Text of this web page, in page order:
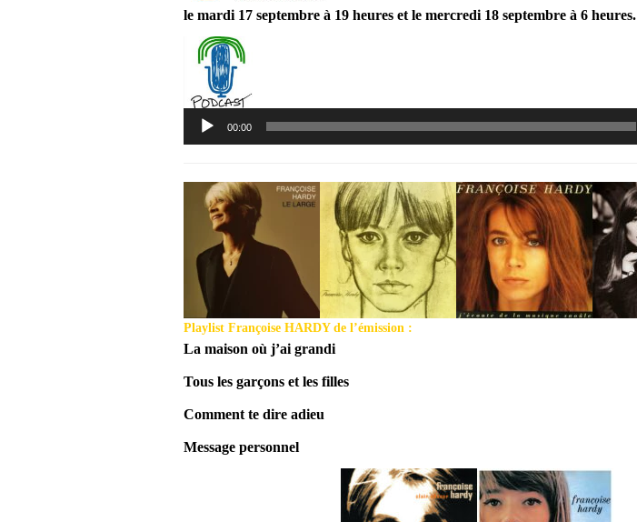
le mardi 17 septembre à 19 heures et le mercredi 18 septembre à 6 heures.
Lecteur
audio
00:00
Playlist Françoise HARDY de l’émission :
La maison où j’ai grandi
Tous les garçons et les filles
Comment te dire adieu
Message personnel